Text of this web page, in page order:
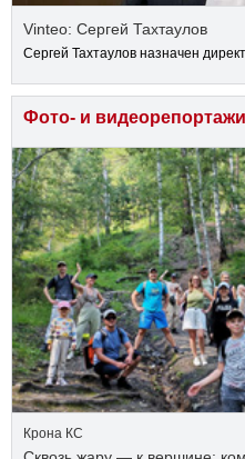
Vinteo: Сергей Тахтаулов
Сергей Тахтаулов назначен
Фото- и видеорепортажи
Крона КС